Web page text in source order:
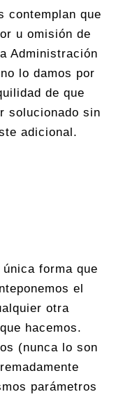
contemplan que
u omisión de
Administración
lo damos por
de que
solucionado sin
adicional.
forma que
el
otra
hacemos.
(nunca lo son
parámetros